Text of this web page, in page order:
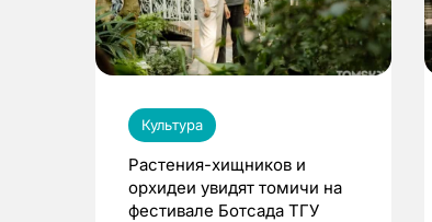
Культура
Растения-хищников и
орхидеи увидят томичи на
фестивале Ботсада ТГУ